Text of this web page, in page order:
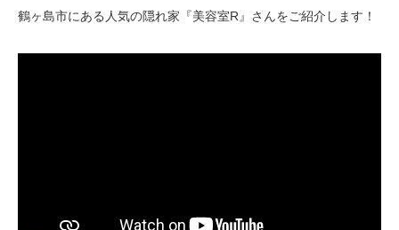
鶴ヶ島市にある人気の隠れ家『美容室R』さんをご紹介します！